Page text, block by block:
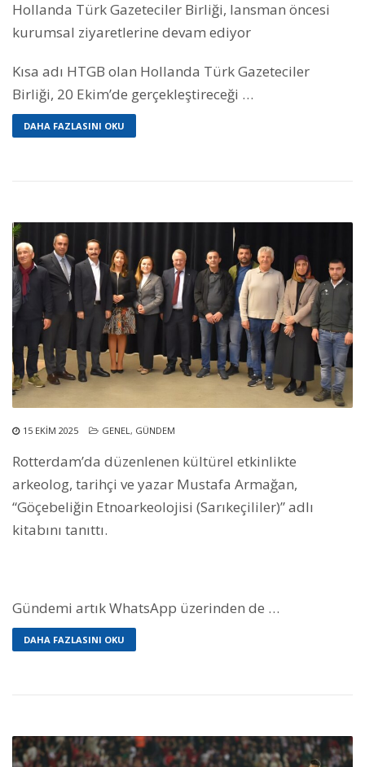
Hollanda Türk Gazeteciler Birliği, lansman öncesi
kurumsal ziyaretlerine devam ediyor
Kısa adı HTGB olan Hollanda Türk Gazeteciler
Birliği, 20 Ekim’de gerçekleştireceği …
DAHA FAZLASINI OKU
15 EKIM 2025 GENEL, GÜNDEM
Rotterdam’da düzenlenen kültürel etkinlikte
arkeolog, tarihçi ve yazar Mustafa Armağan,
“Göçebeliğin Etnoarkeolojisi (Sarıkeçililer)” adlı
kitabını tanıttı.
Gündemi artık WhatsApp üzerinden de …
DAHA FAZLASINI OKU